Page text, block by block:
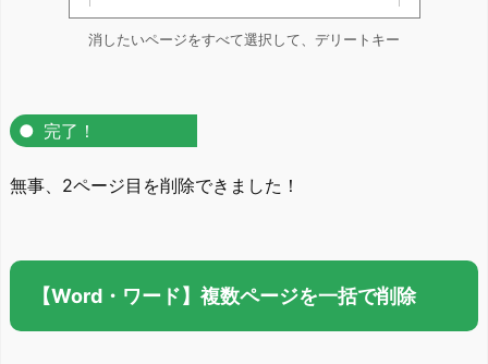
消したいページをすべて選択して、デリートキー
完了！
無事、2ページ目を削除できました！
【Word・ワード】複数ページを一括で削除